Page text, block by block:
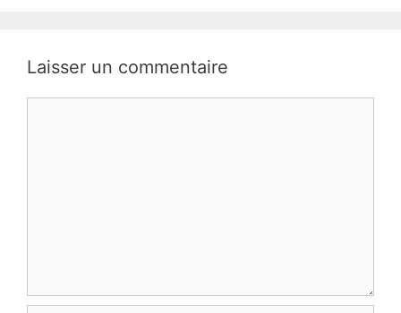
Laisser un commentaire